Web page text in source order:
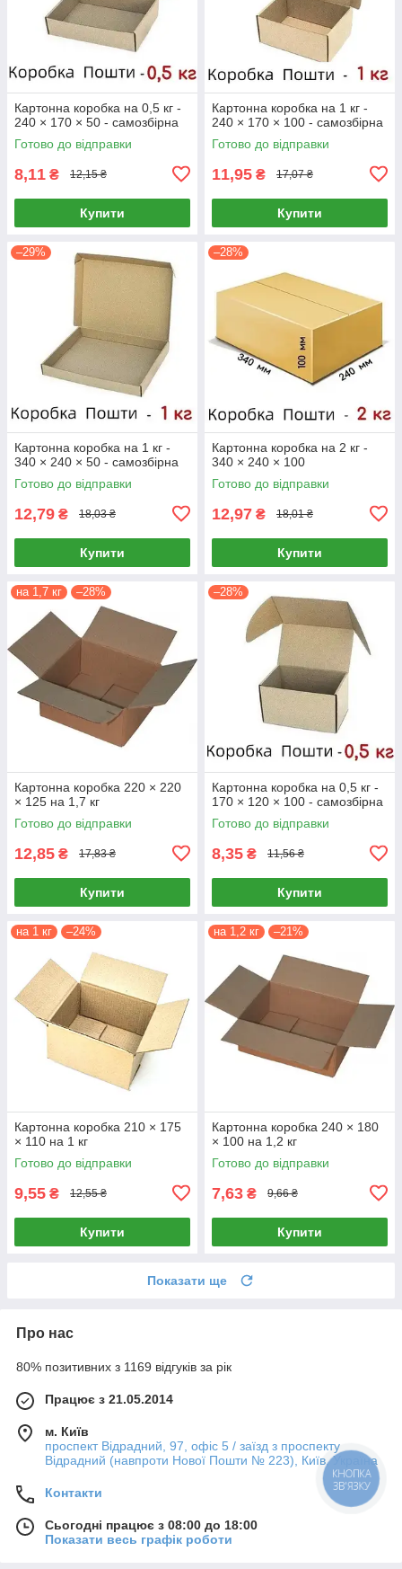
Картонна коробка на 0,5 кг -
240 × 170 × 50 - самозбірна
Готово до відправки
8,11 ₴ 12,15 ₴
Купити
Картонна коробка на 1 кг -
240 × 170 × 100 - самозбірна
Готово до відправки
11,95 ₴ 17,07 ₴
Купити
–29%
Картонна коробка на 1 кг -
340 × 240 × 50 - самозбірна
Готово до відправки
12,79 ₴ 18,03 ₴
Купити
–28%
Картонна коробка на 2 кг -
340 × 240 × 100
Готово до відправки
12,97 ₴ 18,01 ₴
Купити
на 1,7 кг –28%
Картонна коробка 220 × 220
× 125 на 1,7 кг
Готово до відправки
12,85 ₴ 17,83 ₴
Купити
–28%
Картонна коробка на 0,5 кг -
170 × 120 × 100 - самозбірна
Готово до відправки
8,35 ₴ 11,56 ₴
Купити
на 1 кг –24%
Картонна коробка 210 × 175
× 110 на 1 кг
Готово до відправки
9,55 ₴ 12,55 ₴
Купити
на 1,2 кг –21%
Картонна коробка 240 × 180
× 100 на 1,2 кг
Готово до відправки
7,63 ₴ 9,66 ₴
Купити
Показати ще
Про нас
80% позитивних з 1169 відгуків за рік
Працює з 21.05.2014
м. Київ
проспект Відрадний, 97, офіс 5 / заїзд з проспекту
Відрадний (навпроти Нової Пошти № 223), Київ, Україна
Контакти
Сьогодні працює з 08:00 до 18:00
Показати весь графік роботи
КНОПКА
ЗВ'ЯЗКУ